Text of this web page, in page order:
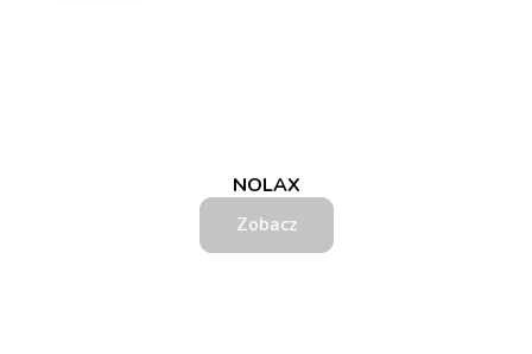
NOLAX
Zobacz